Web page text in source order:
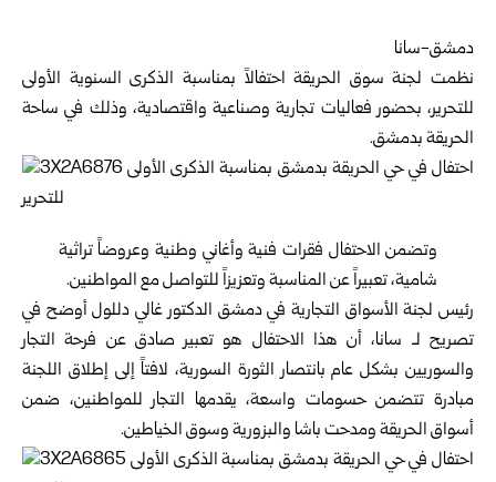
دمشق-سانا
نظمت لجنة سوق الحريقة احتفالاً بمناسبة الذكرى السنوية الأولى
للتحرير، بحضور فعاليات تجارية وصناعية واقتصادية، وذلك في ساحة
الحريقة بدمشق.
وتضمن الاحتفال فقرات فنية وأغاني وطنية وعروضاً تراثية
شامية، تعبيراً عن المناسبة وتعزيزاً للتواصل مع المواطنين.
رئيس لجنة الأسواق التجارية في دمشق الدكتور غالي دللول أوضح في
تصريح لـ سانا، أن هذا الاحتفال هو تعبير صادق عن فرحة التجار
والسوريين بشكل عام بانتصار الثورة السورية، لافتاً إلى إطلاق اللجنة
مبادرة تتضمن حسومات واسعة، يقدمها التجار للمواطنين، ضمن
أسواق الحريقة ومدحت باشا والبزورية وسوق الخياطين.